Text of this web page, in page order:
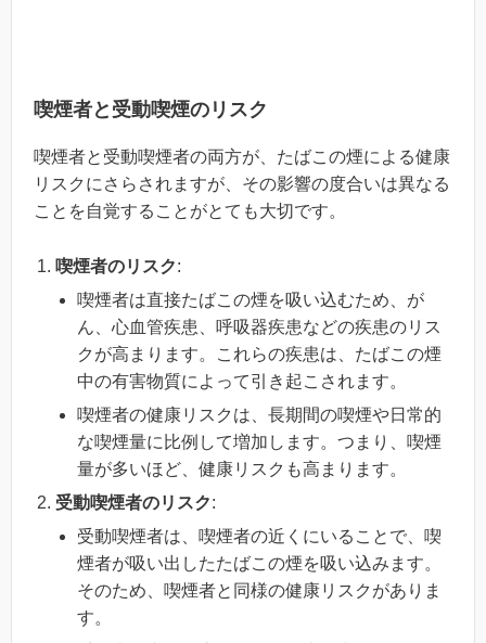
喫煙者と受動喫煙のリスク
喫煙者と受動喫煙者の両方が、たばこの煙による健康
リスクにさらされますが、その影響の度合いは異なる
ことを自覚することがとても大切です。
喫煙者のリスク:
喫煙者は直接たばこの煙を吸い込むため、が
ん、心血管疾患、呼吸器疾患などの疾患のリス
クが高まります。これらの疾患は、たばこの煙
中の有害物質によって引き起こされます。
喫煙者の健康リスクは、長期間の喫煙や日常的
な喫煙量に比例して増加します。つまり、喫煙
量が多いほど、健康リスクも高まります。
受動喫煙者のリスク:
受動喫煙者は、喫煙者の近くにいることで、喫
煙者が吸い出したたばこの煙を吸い込みます。
そのため、喫煙者と同様の健康リスクがありま
す。